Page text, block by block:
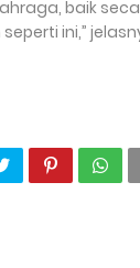
baik
ini,”